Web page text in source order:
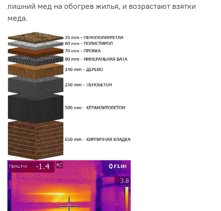
лишний мед на обогрев жилья, и возрастают взятки
меда.